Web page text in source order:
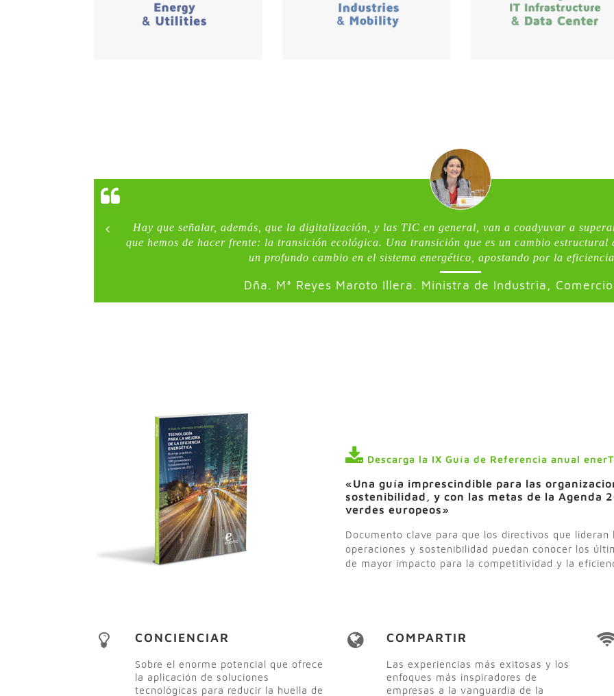
Hay que señalar, además, que la digitalización, y las TIC en general, van a coadyuvar a
que hemos de hacer frente: la transición ecológica. Una transición que es un cambio estructural
un profundo cambio en el sistema energético, apostando por la
Dña. Mª Reyes Maroto Illera. Ministra de Industria,
Descarga la IX Guía de Referencia anual
«Una guía imprescindible para las
sostenibilidad, y con las metas de la Agenda
verdes europeos»
Documento clave para que los directivos que
operaciones y sostenibilidad puedan conocer los
de mayor impacto para la competitividad y la
CONCIENCIAR
Sobre el enorme potencial que ofrece
la aplicación de soluciones
tecnológicas para reducir la huella de
COMPARTIR
Las experiencias más exitosas y los
enfoques más inspiradores de
empresas a la vanguardia de la